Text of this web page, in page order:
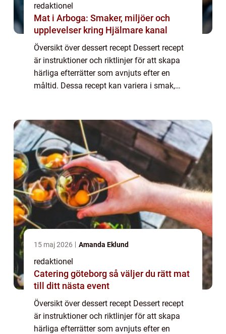
redaktionel
Mat i Arboga: Smaker, miljöer och
upplevelser kring Hjälmare kanal
Översikt över dessert recept Dessert recept
är instruktioner och riktlinjer för att skapa
härliga efterrätter som avnjuts efter en
måltid. Dessa recept kan variera i smak,
15 maj 2026 Amanda Eklund
redaktionel
Catering göteborg så väljer du rätt mat
till ditt nästa event
Översikt över dessert recept Dessert recept
är instruktioner och riktlinjer för att skapa
härliga efterrätter som avnjuts efter en